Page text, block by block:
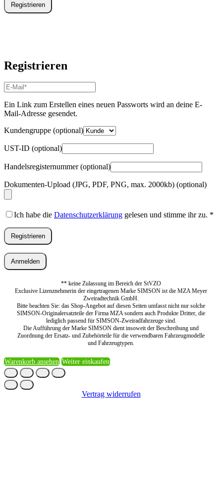
Registrieren
Registrieren
E-
Mail-
Adresse*
Erforderlich
Ein Link zum Erstellen eines neuen Passworts wird an deine E-
Mail-Adresse gesendet.
Kundengruppe (optional)
UST-ID (optional)
Handelsregisternummer(optional)
Dokumenten-Upload (JPG, PDF, PNG, max. 2000kb) (optional)
Ich habe die Datenschutzerklärung gelesen und stimme ihr zu. *
Registrieren
Anmelden
** keine Zulassung im Bereich der StVZO
Exclusive Lizenznehmerin der eingetragenen Marke SIMSON ist die MZA Meyer
Zweiradtechnik GmbH.
Bitte beachten Sie: das Shop-Angebot auf diesen Seiten umfasst nicht nur solche
SIMSON-Originalersatzteile der Firma MZA sondern auch Produkte Dritter, die
lediglich passend für SIMSON-Zweiradfahrzeuge sind.
Die Aufführung der Marke SIMSON dient insoweit der Beschreibung und
Zuordnung der Ersatz- und Zubehörteile für die verwendbaren Fahrzeugmodelle
und Fahrzeugtypen.
Warenkorb ansehen Weiter einkaufen
Vertrag widerrufen